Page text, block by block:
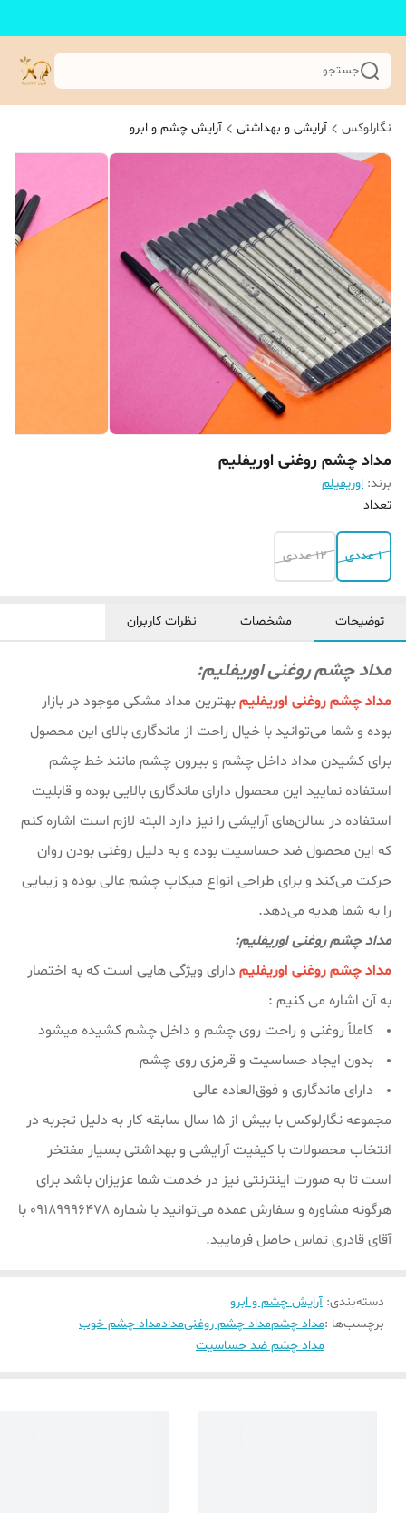
جستجو
نگارلوکس آرایشی و بهداشتی آرایش چشم و ابرو
مداد چشم روغنی اوریفلیم
برند: اوریفیلم
تعداد
1 عددی 12 عددی
توضیحات مشخصات نظرات کاربران
مداد چشم روغنی اوریفلیم:
مداد چشم روغنی اوریفلیمبهترین مداد مشکی موجود در بازار
بوده و شما می‌توانید با خیال راحت از ماندگاری بالای این محصول
برای کشیدن مداد داخل چشم و بیرون چشم مانند خط چشم
استفاده نمایید این محصول دارای ماندگاری بالایی بوده و قابلیت
استفاده در سالن‌های آرایشی را نیز دارد البته لازم است اشاره کنم
که این محصول ضد حساسیت بوده و به دلیل روغنی بودن روان
حرکت می‌کند و برای طراحی انواع میکاپ چشم عالی بوده و زیبایی
را به شما هدیه می‌دهد.
مداد چشم روغنی اوریفلیم:
مداد چشم روغنی اوریفلیم دارای ویژگی هایی است که به اختصار
به آن اشاره می کنیم :
کاملاً روغنی و راحت روی چشم و داخل چشم کشیده میشود
بدون ایجاد حساسیت و قرمزی روی چشم
دارای ماندگاری و فوق‌العاده عالی
مجموعه نگارلوکس با بیش از ۱۵ سال سابقه کار به دلیل تجربه در
انتخاب محصولات با کیفیت آرایشی و بهداشتی بسیار مفتخر
است تا به صورت اینترنتی نیز در خدمت شما عزیزان باشد برای
هرگونه مشاوره و سفارش عمده می‌توانید با شماره 09189996478 با
آقای قادری تماس حاصل فرمایید.
دسته‌بندی: آرایش چشم و ابرو
برچسب‌ها :مداد چشممداد چشم روغنیمدادمداد چشم خوب
مداد چشم ضد حساسیت